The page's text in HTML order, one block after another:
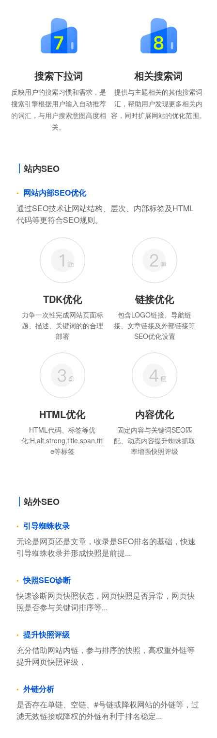
搜索下拉词
反映用户的搜索习惯和需求，是
搜索引擎根据用户输入自动推荐
的词汇，与用户搜索意图高度相
关。
相关搜索词
提供与主题相关的其他搜索词
汇，帮助用户发现更多相关内
容，同时扩展网站的优化范围。
站内SEO
网站内部SEO优化
通过SEO技术让网站结构、层次、内部标签及HTML
代码等更符合SEO规则。
TDK优化
力争一次性完成网站页面标
题、描述、关键词的的合理
部署
链接优化
包含LOGO链接、导航链
接、文章链接及外部链接等
SEO优化设置
HTML优化
HTML代码、标签等优
化:H,alt,strong,title,span,titl
e等标签
内容优化
固定内容与关键词SEO匹
配、动态内容提升蜘蛛抓取
率增强快照评级
站外SEO
引导蜘蛛收录
无论是网页还是文章，收录是SEO排名的基础，快速
引导蜘蛛收录并形成快照是前提...
快照SEO诊断
快速诊断网页快照状态，网页快照是否异常，网页快
照是否参与关键词排序等...
提升快照评级
充分借助网站内链，参与排序的快照，高权重外链等
提升网页快照评级，
外链分析
是否存在单链、空链、#号链或降权网站的外链等，过
滤无效链接或降权的外链有利于排名稳定...